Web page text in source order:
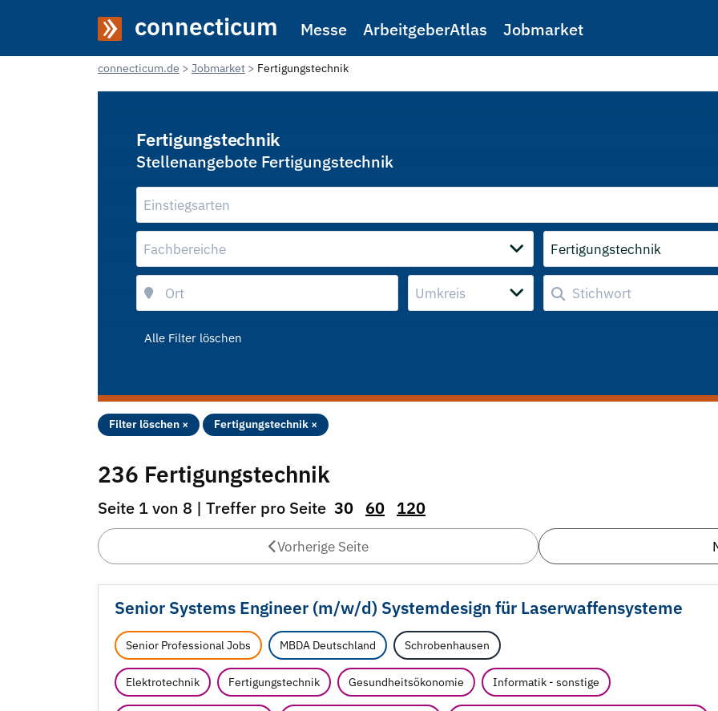
connecticum Messe ArbeitgeberAtlas Jobmarket
connecticum.de Jobmarket Fertigungstechnik
Fertigungstechnik
Stellenangebote Fertigungstechnik
Einstiegsarten
Fachbereiche Fertigungstechnik
Umkreis
Alle Filter löschen
Filter löschen × Fertigungstechnik ×
236 Fertigungstechnik
Seite 1 von 8 | Treffer pro Seite 30 60 120
Vorherige Seite
Senior Systems Engineer (m/w/d) Systemdesign für Laserwaffensysteme
Senior Professional Jobs MBDA Deutschland Schrobenhausen
Elektrotechnik Fertigungstechnik Gesundheitsökonomie Informatik - sonstige